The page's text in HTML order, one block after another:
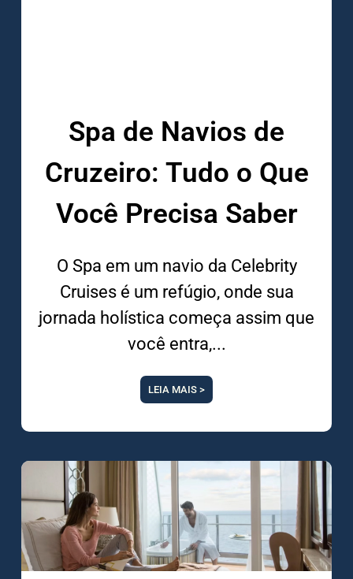
Spa de Navios de
Cruzeiro: Tudo o Que
Você Precisa Saber
O Spa em um navio da Celebrity
Cruises é um refúgio, onde sua
jornada holística começa assim que
você entra,
LEIA MAIS >